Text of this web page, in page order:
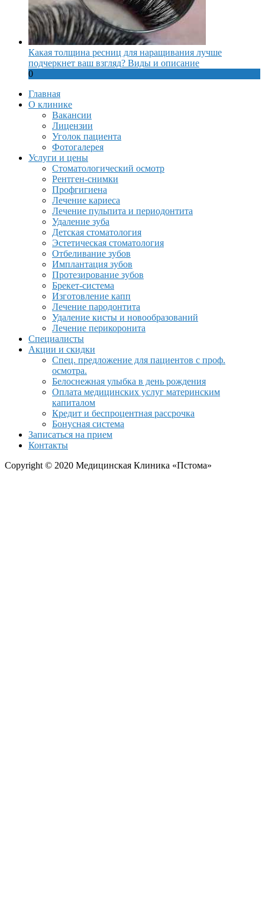
Какая толщина ресниц для наращивания лучше
подчеркнет ваш взгляд? Виды и описание
0
Главная
О клинике
Вакансии
Лицензии
Уголок пациента
Фотогалерея
Услуги и цены
Стоматологический осмотр
Рентген-снимки
Профгигиена
Лечение кариеса
Лечение пульпита и периодонтита
Удаление зуба
Детская стоматология
Эстетическая стоматология
Отбеливание зубов
Имплантация зубов
Протезирование зубов
Брекет-система
Изготовление капп
Лечение пародонтита
Удаление кисты и новообразований
Лечение перикоронита
Специалисты
Акции и скидки
Спец. предложение для пациентов с проф.
осмотра.
Белоснежная улыбка в день рождения
Оплата медицинских услуг материнским
капиталом
Кредит и беспроцентная рассрочка
Бонусная система
Записаться на прием
Контакты
Copyright © 2020 Медицинская Клиника «Пстома»